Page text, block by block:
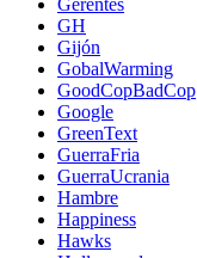
Gerentes
GH
Gijón
GobalWarming
GoodCopBadCop
Google
GreenText
GuerraFria
GuerraUcrania
Hambre
Happiness
Hawks